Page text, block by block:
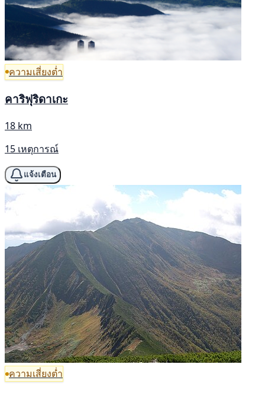
ความเสี่ยงต่ำ
คาริฟุริดาเกะ
18 km
15 เหตุการณ์
แจ้งเตือน
ความเสี่ยงต่ำ